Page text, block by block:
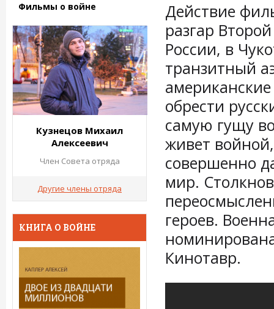
Действие
разгар
России, в
транзитный
обрести
самую гущу
живет
совершенно
мир.
героев.
Кинотавр.
Фильмы о войне
Кузнецов Михаил
Алексеевич
Член Совета отряда
Другие члены отряда
КНИГА О ВОЙНЕ